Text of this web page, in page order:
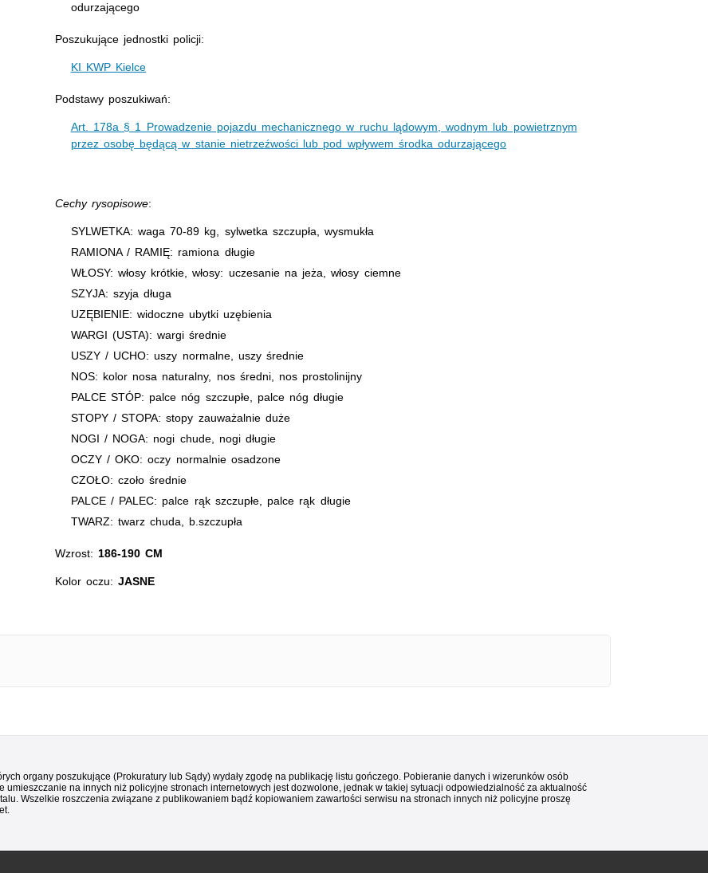
odurzającego
Poszukujące jednostki policji:
KI KWP Kielce
Podstawy poszukiwań:
Art. 178a § 1 Prowadzenie pojazdu mechanicznego w ruchu lądowym, wodnym lub powietrznym
przez osobę będącą w stanie nietrzeźwości lub pod wpływem środka odurzającego
Cechy rysopisowe:
SYLWETKA: waga 70-89 kg, sylwetka szczupła, wysmukła
RAMIONA / RAMIĘ: ramiona długie
WŁOSY: włosy krótkie, włosy: uczesanie na jeża, włosy ciemne
SZYJA: szyja długa
UZĘBIENIE: widoczne ubytki uzębienia
WARGI (USTA): wargi średnie
USZY / UCHO: uszy normalne, uszy średnie
NOS: kolor nosa naturalny, nos średni, nos prostolinijny
PALCE STÓP: palce nóg szczupłe, palce nóg długie
STOPY / STOPA: stopy zauważalnie duże
NOGI / NOGA: nogi chude, nogi długie
OCZY / OKO: oczy normalnie osadzone
CZOŁO: czoło średnie
PALCE / PALEC: palce rąk szczupłe, palce rąk długie
TWARZ: twarz chuda, b.szczupła
Wzrost: 186-190 CM
Kolor oczu:JASNE
organy poszukujące (Prokuratury lub Sądy) wydały zgodę na publikację listu gończego. Pobieranie danych i wizerunków osób
na innych niż policyjne stronach internetowych jest dozwolone, jednak w takiej sytuacji odpowiedzialność za aktualność
Wszelkie roszczenia związane z publikowaniem bądź kopiowaniem zawartości serwisu na stronach innych niż policyjne proszę